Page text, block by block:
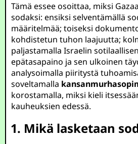
Tämä essee osoittaa, miksi
sodaksi: ensiksi selventämällä
määritelmää; toiseksi
kohdistetun tuhon laajuutta;
paljastamalla Israelin
epätasapaino ja sen ulkoinen
analysoimalla piiritystä
soveltamalla
korostamalla, miksi kieli
kauheuksien edessä.
1. Mikä lasketaan